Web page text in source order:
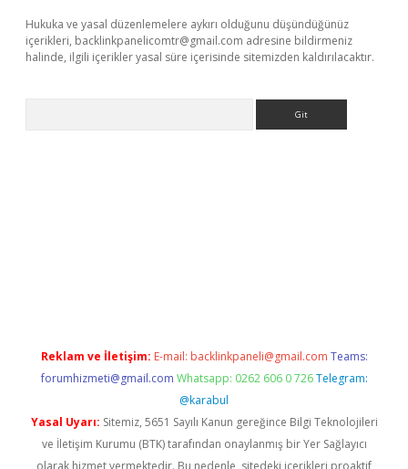
Hukuka ve yasal düzenlemelere aykırı olduğunu düşündüğünüz
içerikleri, backlinkpanelicomtr@gmail.com adresine bildirmeniz
halinde, ilgili içerikler yasal süre içerisinde sitemizden kaldırılacaktır.
Reklam ve İletişim: E-mail: backlinkpaneli@gmail.com Teams:
forumhizmeti@gmail.com Whatsapp: 0262 606 0 726 Telegram:
@karabul
Yasal Uyarı: Sitemiz, 5651 Sayılı Kanun gereğince Bilgi Teknolojileri
ve İletişim Kurumu (BTK) tarafından onaylanmış bir Yer Sağlayıcı
olarak hizmet vermektedir. Bu nedenle, sitedeki içerikleri proaktif